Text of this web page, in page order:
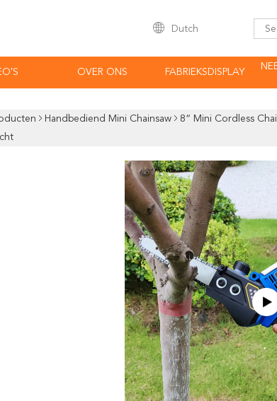
Dutch
OVER ONS FABRIEKSDISPLAY
Handbediend Mini Chainsaw
8“ Mini Cordless